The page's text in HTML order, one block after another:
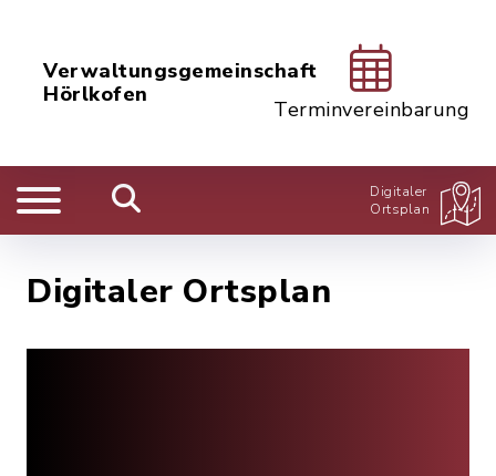
Verwaltungsgemeinschaft
Hörlkofen
Terminvereinbarung
Digitaler
Ortsplan
Digitaler Ortsplan